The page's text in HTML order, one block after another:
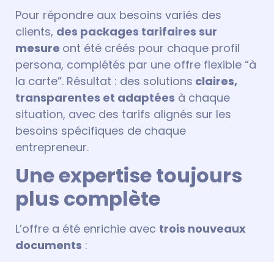
Pour répondre aux besoins variés des
clients, des packages tarifaires sur
mesure ont été créés pour chaque profil
persona, complétés par une offre flexible “à
la carte”. Résultat : des solutions claires,
transparentes et adaptées à chaque
situation, avec des tarifs alignés sur les
besoins spécifiques de chaque
entrepreneur.
Une expertise toujours
plus complète
L’offre a été enrichie avec trois nouveaux
documents :